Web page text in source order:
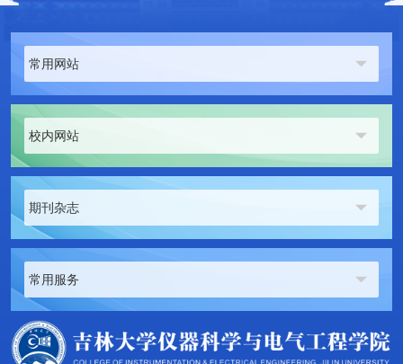
常用网站
校内网站
期刊杂志
常用服务